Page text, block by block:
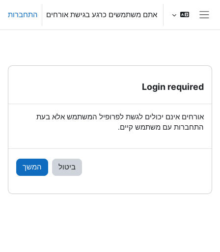
חלון סקירה צדדי
אתם משתמשים כרגע בגישת אורחים התחברות
Login required
אורחים אינם יכולים לגשת לפרופיל המשתמש אלא בעת
התחברות עם משתמש קיים.
ביטול המשך